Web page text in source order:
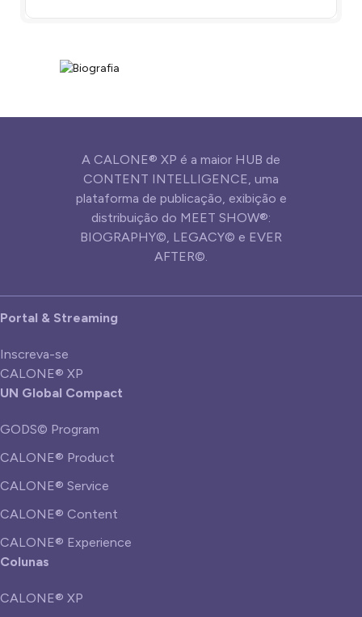
A CALONE® XP é a maior HUB de
CONTENT INTELLIGENCE, uma
plataforma de publicação, exibição e
distribuição do MEET SHOW®:
BIOGRAPHY©, LEGACY© e EVER
AFTER©.
Portal & Streaming
Inscreva-se
CALONE® XP
UN Global Compact
GODS© Program
CALONE® Product
CALONE® Service
CALONE® Content
CALONE® Experience
Colunas
CALONE® XP